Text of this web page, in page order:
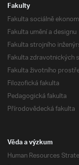
Fakulty
Fakulta sociálně
Fakulta umění a designu
Fakulta strojního
Fakulta zdravotnických
Fakulta životního
Filozofická fakulta
Pedagogická fakulta
Přírodovědecká fakulta
Věda a výzkum
Human Resources